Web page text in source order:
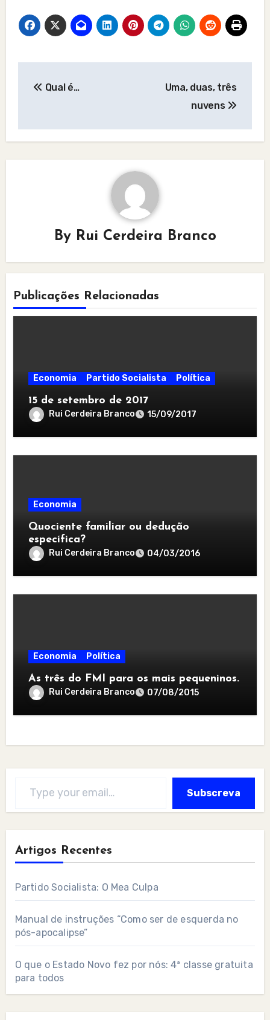
Qual é…
Uma, duas, três
nuvens
By Rui Cerdeira Branco
Publicações Relacionadas
Economia Partido Socialista Política
15 de setembro de 2017
Rui Cerdeira Branco 15/09/2017
Economia
Quociente familiar ou dedução
específica?
Rui Cerdeira Branco 04/03/2016
Economia Política
As três do FMI para os mais pequeninos.
Rui Cerdeira Branco 07/08/2015
Subscreva
Artigos Recentes
Partido Socialista: O Mea Culpa
Manual de instruções “Como ser de esquerda no
pós-apocalipse”
O que o Estado Novo fez por nós: 4ª classe gratuita
para todos